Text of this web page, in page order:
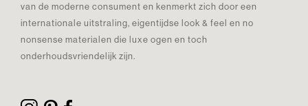
van de moderne consument en kenmerkt zich door een
internationale uitstraling, eigentijdse look & feel en no
nonsense materialen die luxe ogen en toch
onderhoudsvriendelijk zijn.